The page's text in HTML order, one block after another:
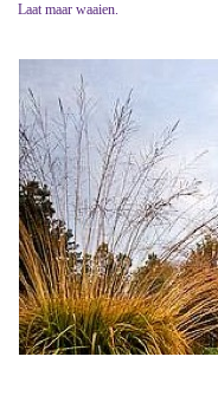
Laat maar waaien.